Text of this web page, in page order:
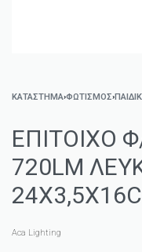
ΚΑΤΑΣΤΗΜΑ›ΦΩΤΙΣΜΌΣ›
ΕΠΙΤΟΙΧΟ
720LM
Aca Lighting